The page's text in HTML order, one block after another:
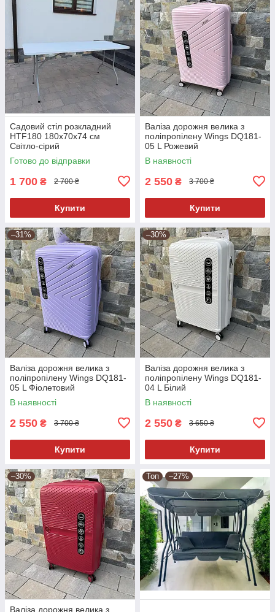
Садовий стіл розкладний
HTF180 180х70х74 см
Світло-сірий
Готово до відправки
1 700 ₴ 2 700 ₴
Купити
Валіза дорожня велика з
поліпропілену Wings DQ181-
05 L Рожевий
В наявності
2 550 ₴ 3 700 ₴
Купити
–31%
Валіза дорожня велика з
поліпропілену Wings DQ181-
05 L Фіолетовий
В наявності
2 550 ₴ 3 700 ₴
Купити
–30%
Валіза дорожня велика з
поліпропілену Wings DQ181-
04 L Білий
В наявності
2 550 ₴ 3 650 ₴
Купити
–30%
Валіза дорожня велика з
Топ –27%